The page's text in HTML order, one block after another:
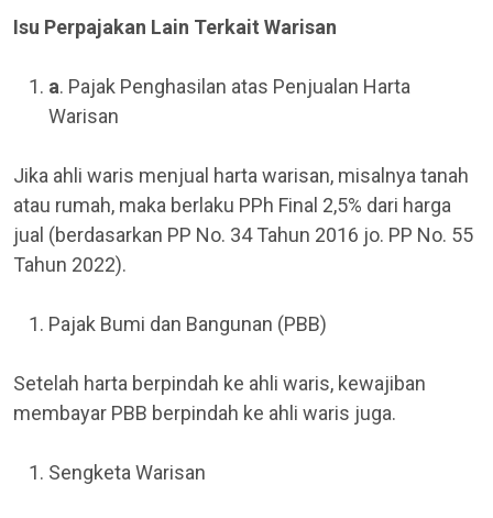
Isu Perpajakan Lain Terkait Warisan
a. Pajak Penghasilan atas Penjualan Harta
Warisan
Jika ahli waris menjual harta warisan, misalnya tanah
atau rumah, maka berlaku PPh Final 2,5% dari harga
jual (berdasarkan PP No. 34 Tahun 2016 jo. PP No. 55
Tahun 2022).
Pajak Bumi dan Bangunan (PBB)
Setelah harta berpindah ke ahli waris, kewajiban
membayar PBB berpindah ke ahli waris juga.
Sengketa Warisan